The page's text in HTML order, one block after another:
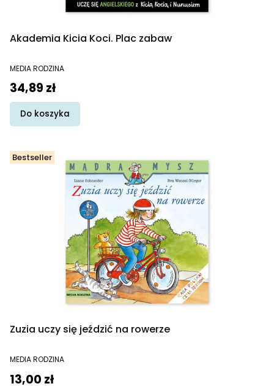
Akademia Kicia Koci. Plac zabaw
PRODUCENT
MEDIA RODZINA
Cena
34,89 zł
Do koszyka
Bestseller
Zuzia uczy się jeździć na rowerze
PRODUCENT
MEDIA RODZINA
Cena
13,00 zł